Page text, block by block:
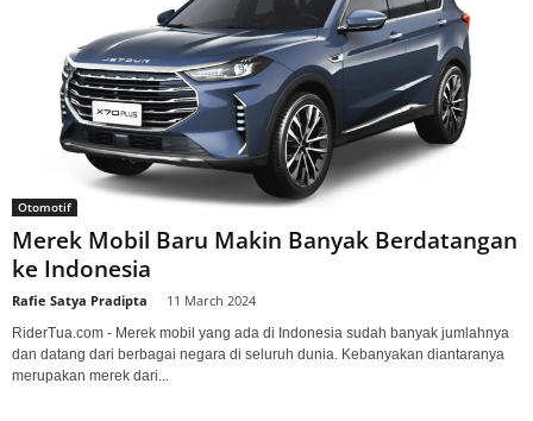
Otomotif
Merek Mobil Baru Makin Banyak Berdatangan
ke Indonesia
Rafie Satya Pradipta 11 March 2024
RiderTua.com - Merek mobil yang ada di Indonesia sudah banyak jumlahnya
dan datang dari berbagai negara di seluruh dunia. Kebanyakan diantaranya
merupakan merek dari...